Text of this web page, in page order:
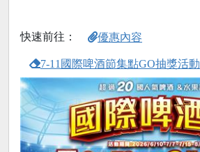
快速前往： 優惠內容
7-11國際啤酒節集點GO抽獎活動